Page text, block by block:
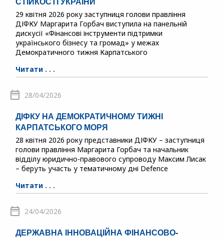
29 квітня 2026 року заступниця голови правління
ДІФКУ Маргарита Горбач виступила на панельній
дискусії «Фінансові інструменти підтримки
українського бізнесу та громад» у межах
Демократичного тижня Карпатського
Читати . . .
28/04/2026
ДІФКУ НА ДЕМОКРАТИЧНОМУ ТИЖНІ
КАРПАТСЬКОГО МОРЯ
28 квітня 2026 року представники ДІФКУ – заступниця
голови правління Маргарита Горбач та начальник
відділу юридично-правового супроводу Максим Лисак
– беруть участь у тематичному дні Defence
Читати . . .
24/04/2026
ДЕРЖАВНА ІННОВАЦІЙНА ФІНАНСОВО-